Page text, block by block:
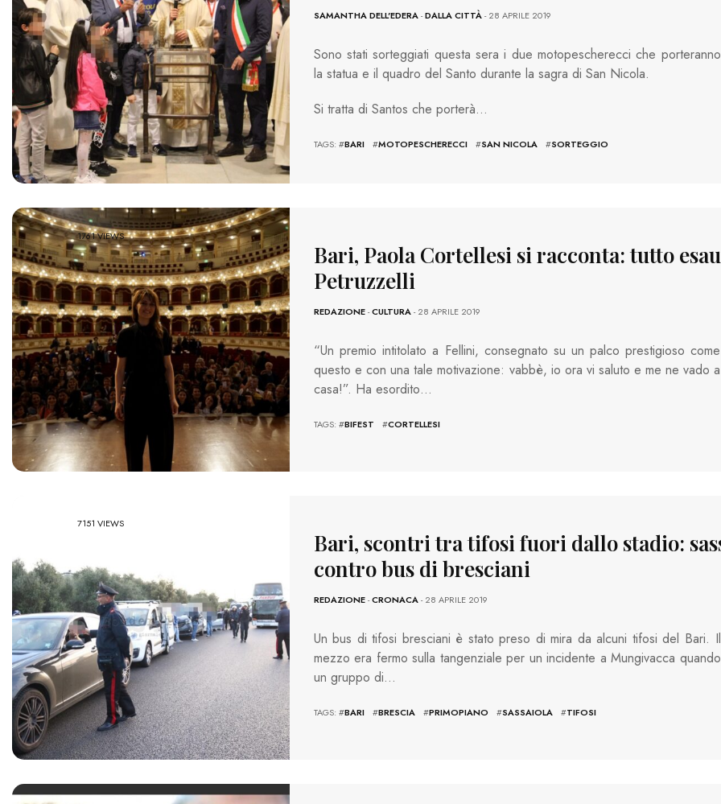
SAMANTHA DELL'EDERA-DALLA CITTÀ- 28 APRILE 2019
Sono stati sorteggiati questa sera i due motopescherecci che porteranno
la statua e il quadro del Santo durante la sagra di San Nicola.
Si tratta di Santos che porterà…
TAGS: #BARI #MOTOPESCHERECCI #SAN NICOLA #SORTEGGIO
1761 VIEWS
Bari, Paola Cortellesi si racconta: tutto
Petruzzelli
REDAZIONE-CULTURA- 28 APRILE 2019
“Un premio intitolato a Fellini, consegnato su un palco prestigioso come
questo e con una tale motivazione: vabbè, io ora vi saluto e me ne vado a
casa!”. Ha esordito…
TAGS: #BIFEST #CORTELLESI
7151 VIEWS
Bari, scontri tra tifosi fuori dallo stadio:
contro bus di bresciani
REDAZIONE-CRONACA- 28 APRILE 2019
Un bus di tifosi bresciani è stato preso di mira da alcuni tifosi del Bari. Il
mezzo era fermo sulla tangenziale per un incidente a Mungivacca quando
un gruppo di…
TAGS: #BARI #BRESCIA #PRIMOPIANO #SASSAIOLA #TIFOSI